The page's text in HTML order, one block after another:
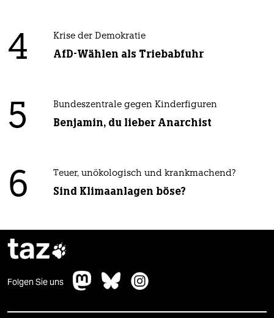
4 Krise der Demokratie
AfD-Wählen als Triebabfuhr
5 Bundeszentrale gegen Kinderfiguren
Benjamin, du lieber Anarchist
6 Teuer, unökologisch und krankmachend?
Sind Klimaanlagen böse?
taz
Folgen Sie uns